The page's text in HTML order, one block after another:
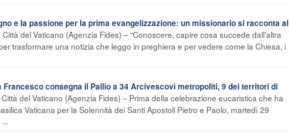
e la passione per la prima evangelizzazione: un missionario si racconta al
Città del Vaticano (Agenzia Fides) – “Conoscere, capire cosa succede dall’altra
trasformare una notizia che leggo in preghiera e per vedere come la Chiesa, i
Francesco consegna il Pallio a 34 Arcivescovi metropoliti, 9 dei territori di
Città del Vaticano (Agenzia Fides) – Prima della celebrazione eucaristica che ha
Vaticana per la Solennità dei Santi Apostoli Pietro e Paolo, martedì 29